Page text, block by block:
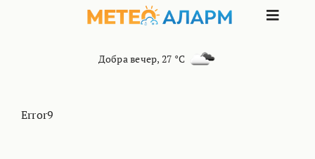
Toggle
Добра вечер, 27 °C
Error9